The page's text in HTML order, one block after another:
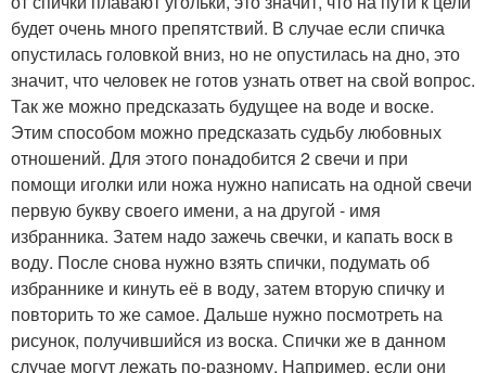
будет очень много препятствий. В случае если спичка
опустилась головкой вниз, но не опустилась на дно, это
значит, что человек не готов узнать ответ на свой вопрос.
Так же можно предсказать будущее на воде и воске.
Этим способом можно предсказать судьбу любовных
отношений. Для этого понадобится 2 свечи и при
помощи иголки или ножа нужно написать на одной свечи
первую букву своего имени, а на другой - имя
избранника. Затем надо зажечь свечки, и капать воск в
воду. После снова нужно взять спички, подумать об
избраннике и кинуть её в воду, затем вторую спичку и
повторить то же самое. Дальше нужно посмотреть на
рисунок, получившийся из воска. Спички же в данном
случае могут лежать по-разному. Например, если они